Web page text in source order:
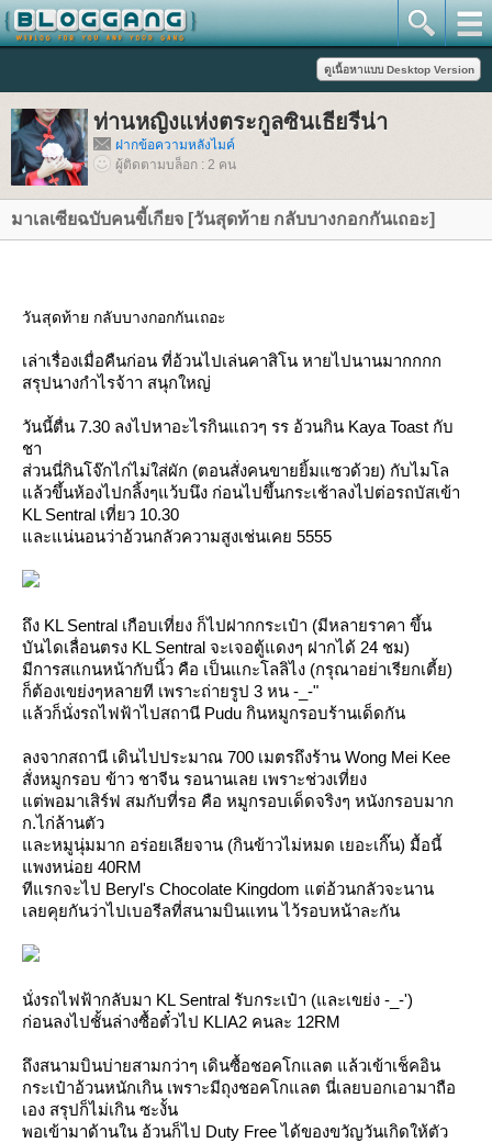
ท่านหญิงแห่งตระกูลซินเธียรีน่า
ฝากข้อความหลังไมค์
ผู้ติดตามบล็อก : 2 คน
มาเลเซียฉบับคนขี้เกียจ [วันสุดท้าย กลับบางกอกกันเถอะ]
วันสุดท้าย กลับบางกอกกันเถอะ
เล่าเรื่องเมื่อคืนก่อน ที่อ้วนไปเล่นคาสิโน หายไปนานมากกกก
สรุปนางกำไรจ้าา สนุกใหญ่
วันนี้ตื่น 7.30 ลงไปหาอะไรกินแถวๆ รร อ้วนกิน Kaya Toast กับ
ชา
ส่วนนี่กินโจ๊กไก่ไม่ใส่ผัก (ตอนสั่งคนขายยิ้มแซวด้วย) กับไมโล
ล้วขึ้นห้องไปกลิ้งๆแว้บนึง ก่อนไปขึ้นกระเช้าลงไปต่อรถบัสเข้า
KL Sentral เที่ยว 10.30
ละแน่นอนว่าอ้วนกลัวความสูงเช่นเคย 5555
ถึง KL Sentral เกือบเที่ยง ก็ไปฝากกระเป๋า (มีหลายราคา ขึ้น
บันไดเลื่อนตรง KL Sentral จะเจอตู้แดงๆ ฝากได้ 24 ชม)
มีการสแกนหน้ากับนิ้ว คือ เป็นแกะโลลิไง (กรุณาอย่าเรียกเตี้ย)
ก็ต้องเขย่งๆหลายที เพราะถ่ายรูป 3 หน -_-"
ล้วก็นั่งรถไฟฟ้าไปสถานี Pudu กินหมูกรอบร้านเด็ดกัน
ลงจากสถานี เดินไปประมาณ 700 เมตรถึงร้าน Wong Mei Kee
สั่งหมูกรอบ ข้าว ชาจีน รอนานเลย เพราะช่วงเที่ยง
ต่พอมาเสิร์ฟ สมกับที่รอ คือ หมูกรอบเด็ดจริงๆ หนังกรอบมาก
ก.ไก่ล้านตัว
ละหมูนุ่มมาก อร่อยเลียจาน (กินข้าวไม่หมด เยอะเกิ๊น) มื้อนี้
พงหน่อย 40RM
ทีแรกจะไป Beryl's Chocolate Kingdom แต่อ้วนกลัวจะนาน
เลยคุยกันว่าไปเบอรีลที่สนามบินแทน ไว้รอบหน้าละกัน
นั่งรถไฟฟ้ากลับมา KL Sentral รับกระเป๋า (และเขย่ง -_-')
ก่อนลงไปชั้นล่างซื้อตั๋วไป KLIA2 คนละ 12RM
ถึงสนามบินบ่ายสามกว่าๆ เดินซื้อชอคโกแลต แล้วเข้าเช็คอิน
กระเป๋าอ้วนหนักเกิน เพราะมีถุงชอคโกแลต นี่เลยบอกเอามาถือ
เอง สรุปก็ไม่เกิน ซะงั้น
พอเข้ามาด้านใน อ้วนก็ไป Duty Free ได้ของขวัญวันเกิดให้ตัว